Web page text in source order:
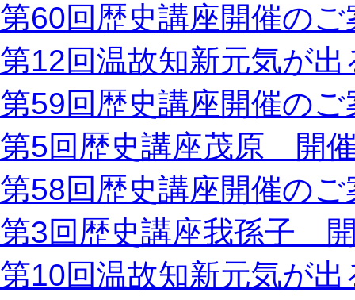
第60回歴史講座開催のご
第12回温故知新元気が
第59回歴史講座開催のご
第5回歴史講座茂原 開
第58回歴史講座開催のご
第3回歴史講座我孫子
第10回温故知新元気が